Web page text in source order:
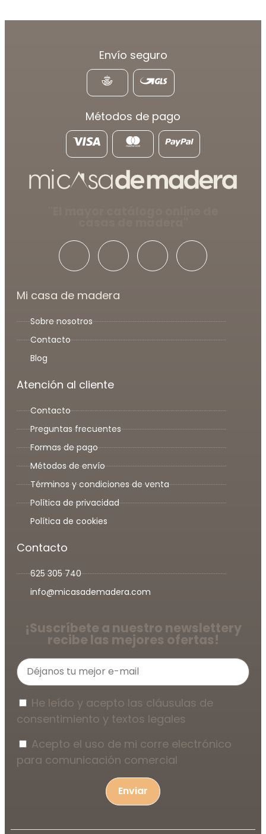
Envío seguro
Métodos de pago
Mi casa de madera
Sobre nosotros
Contacto
Blog
Atención al cliente
Contacto
Preguntas frecuentes
Formas de pago
Métodos de envío
Términos y condiciones de venta
Política de privacidad
Política de cookies
Contacto
625 305 740
info@micasademadera.com
¡Suscríbete a nuestro newslettery
recibe las mejores ofertas!
He leído y acepto las cláusulas de
consentimiento y textos legales
Acepto el uso de mi corre electrónico
para comunicación comercial
Enviar